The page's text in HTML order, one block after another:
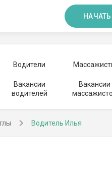
Водители
Вакансии
водителей
Вакансии
Водитель Илья